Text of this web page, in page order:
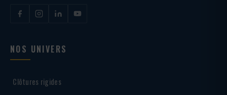
NOS UNIVERS
Clôtures rigides